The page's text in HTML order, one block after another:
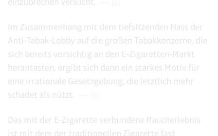
Im Zusammenhang mit dem tiefsitzenden Hass der
Anti-Tabak-Lobby auf die großen Tabakkonzerne, die
sich bereits vorsichtig an den E-Zigaretten-Markt
herantasten, ergibt sich dann ein starkes Motiv für
eine irrationale Gesetzgebung, die letztlich mehr
schadet als nützt.
Das mit der E-Zigarette verbundene Raucherlebnis
ist mit dem der traditionellen Zigarette fast